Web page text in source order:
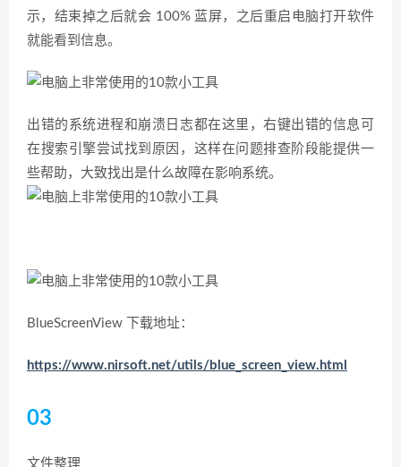
示，结束掉之后就会 100% 蓝屏，之后重启电脑打开软件
就能看到信息。
出错的系统进程和崩溃日志都在这里，右键出错的信息可
在搜索引擎尝试找到原因，这样在问题排查阶段能提供一
些帮助，大致找出是什么故障在影响系统。
BlueScreenView 下载地址：
https://www.nirsoft.net/utils/blue_screen_view.html
03
文件整理